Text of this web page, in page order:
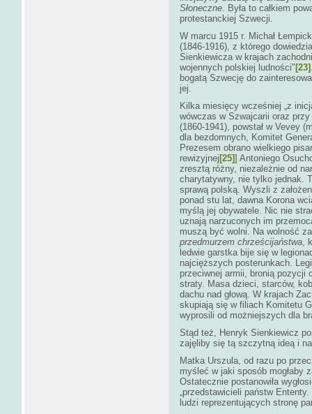
Słoneczne. Była to całkiem
protestanckiej Szwecji.
W marcu 1915 r. Michał
(1846-1916), z którego
Sienkiewicza w krajach
wojennych polskiej ludności" [23]
bogatą Szwecję do
jej.
Kilka miesięcy wcześniej „z
wówczas w Szwajcarii oraz
(1860-1941), powstał w Vevey
dla bezdomnych, Komitet
Prezesem obrano wielkiego
rewizyjnej [25]] Antoniego
zresztą różny, niezależnie od
charytatywny, nie tylko jednak.
sprawą polską. Wyszli z
ponad stu lat, dawna Korona
myślą jej obywatele. Nic nie
uznają narzuconych im
muszą być wolni. Na wolność
przedmurzem chrześcijaństwa,
ledwie garstka bije się w
najcięższych posterunkach.
przeciwnej armii, bronią pozycji
straty. Masa dzieci, starców,
dachu nad głową. W krajach
skupiają się w filiach Komitetu
wyprosili od możniejszych dla
Stąd też, Henryk Sienkiewicz
zajęliby się tą szczytną ideą i
Matka Urszula, od razu po
myśleć w jaki sposób mogłaby
Ostatecznie postanowiła
„przedstawicieli państw
ludzi reprezentujących stronę